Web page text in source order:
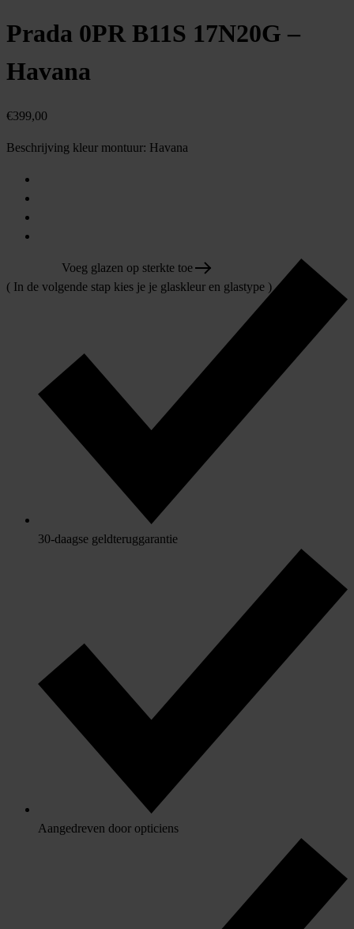
Prada 0PR B11S 17N20G –
Havana
€399,00
Beschrijving kleur montuur: Havana
Voeg glazen op sterkte toe
( In de volgende stap kies je je glaskleur en glastype )
30-daagse geldteruggarantie
Aangedreven door opticiens